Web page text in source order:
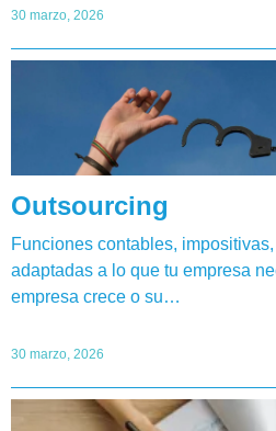
30 marzo, 2026
Outsourcing
Funciones contables,
adaptadas a lo que tu empresa
empresa crece o su…
30 marzo, 2026